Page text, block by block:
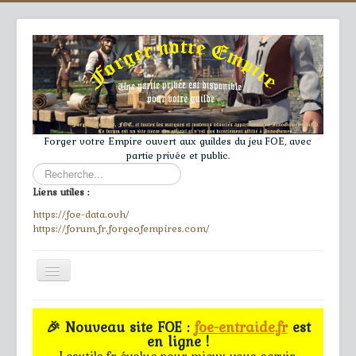
Forger votre Empire ouvert aux guildes du jeu FOE, avec
partie privée et public.
Rechercher
Liens utiles :
https://foe-data.ovh/
https://forum.fr.forgeofempires.com/
Toggle
Navigation
≡
Accueil
🎉 Nouveau site FOE :foe-entraide.frest
en ligne !